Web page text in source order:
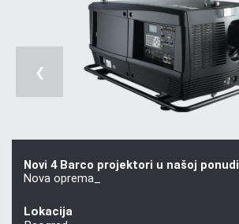
‹
Novi 4 Barco projektori u našoj ponudi
Nova oprema_
Lokacija